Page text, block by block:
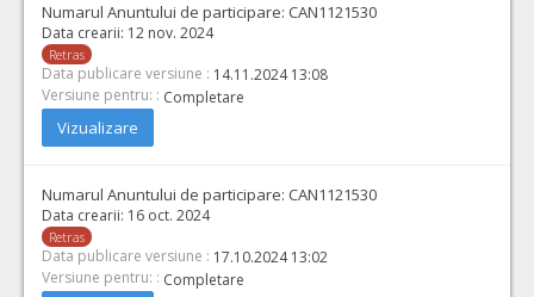
Numarul Anuntului de participare: CAN1121530
Data crearii: 12 nov. 2024
Retras
Data publicare versiune : 14.11.2024 13:08
Versiune pentru: : Completare
Vizualizare
Numarul Anuntului de participare: CAN1121530
Data crearii: 16 oct. 2024
Retras
Data publicare versiune : 17.10.2024 13:02
Versiune pentru: : Completare